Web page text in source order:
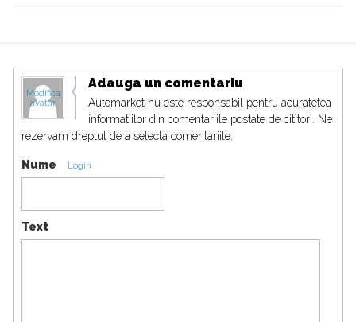
Modifica
avatar
Adauga un comentariu
Automarket nu este responsabil pentru acuratetea
informatiilor din comentariile postate de cititori. Ne
rezervam dreptul de a selecta comentariile.
Nume Login
Text